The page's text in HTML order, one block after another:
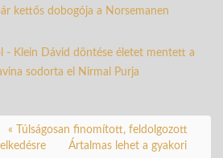
kettős dobogója a Norsemanen
- Klein Dávid döntése életet mentett a
sodorta el Nirmal Purja
« Túlságosan finomított, feldolgozott
Ártalmas lehet a gyakori